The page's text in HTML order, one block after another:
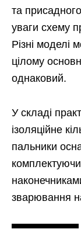
та
уваги схему
Різні моделі
цілому
однаковий.
У складі
ізоляційне
пальники
зварювання